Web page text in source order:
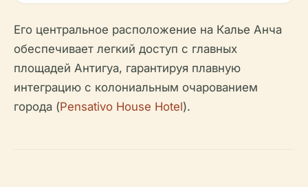
Его центральное расположение на Калье Анча
обеспечивает легкий доступ с главных
площадей Антигуа, гарантируя плавную
интеграцию с колониальным очарованием
города (Pensativo House Hotel).